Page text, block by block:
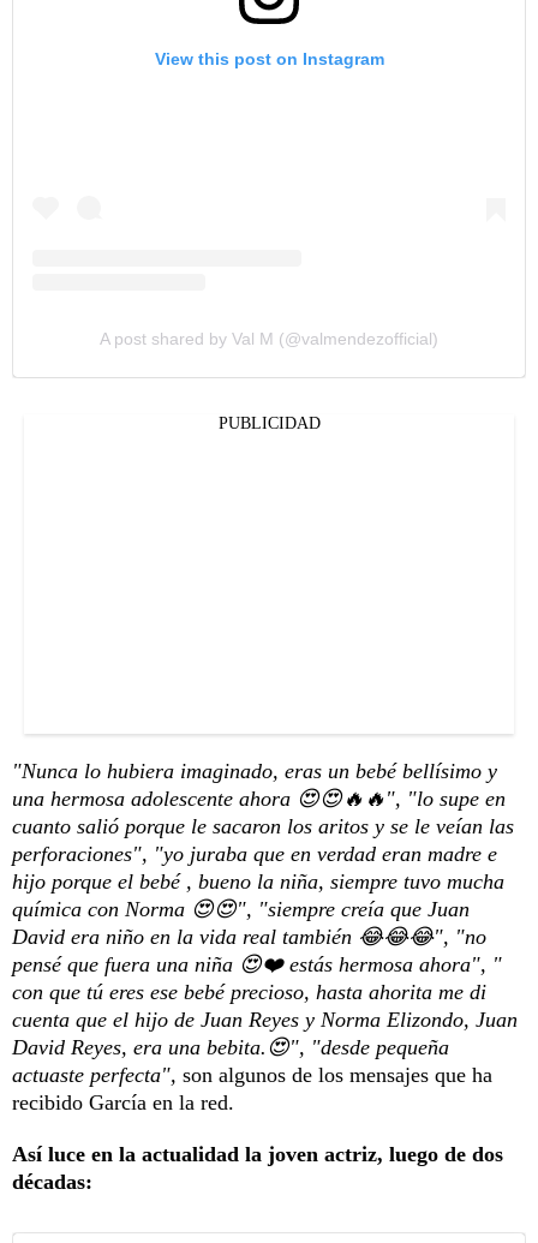
View this post on Instagram
A post shared by Val M (@valmendezofficial)
PUBLICIDAD
"Nunca lo hubiera imaginado, eras un bebé bellísimo y
una hermosa adolescente ahora 😍😍🔥🔥", "lo supe en
cuanto salió porque le sacaron los aritos y se le veían las
perforaciones", "yo juraba que en verdad eran madre e
hijo porque el bebé , bueno la niña, siempre tuvo mucha
química con Norma 😍😍", "siempre creía que Juan
David era niño en la vida real también 😂😂😂", "no
pensé que fuera una niña 😍❤️ estás hermosa ahora", "
con que tú eres ese bebé precioso, hasta ahorita me di
cuenta que el hijo de Juan Reyes y Norma Elizondo, Juan
David Reyes, era una bebita.😍", "desde pequeña
actuaste perfecta", son algunos de los mensajes que ha
recibido García en la red.
Así luce en la actualidad la joven actriz, luego de dos
décadas: